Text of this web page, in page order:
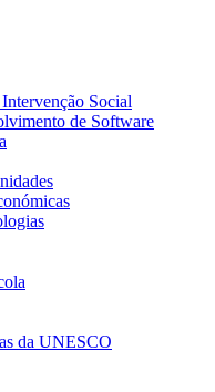
Social
de Software
da UNESCO